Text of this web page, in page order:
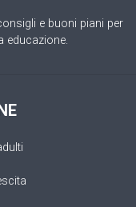
e buoni piani per
educazione.